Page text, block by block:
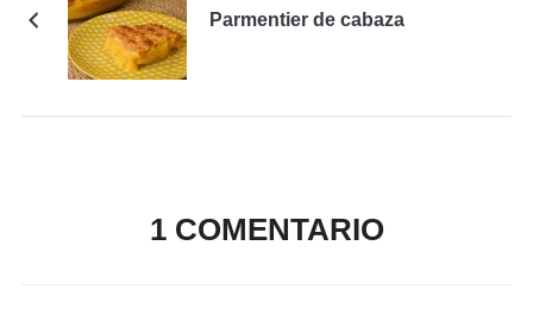
Parmentier de cabaza
1 COMENTARIO